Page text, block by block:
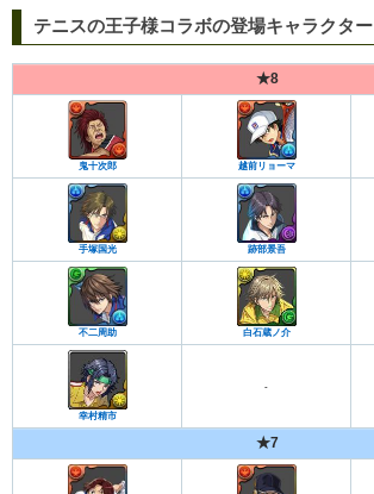
テニスの王子様コラボの登場キャラクター
★8
鬼十次郎 越前リョーマ
手塚国光 跡部景吾
不二周助 白石蔵ノ介
幸村精市
-
★7